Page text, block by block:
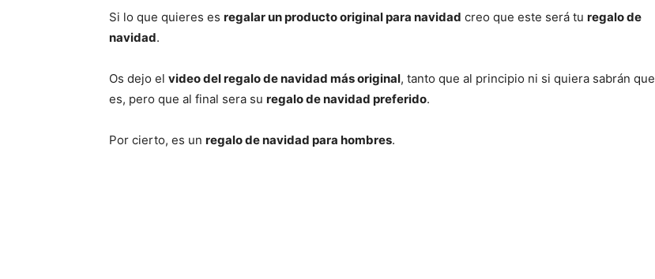
del
Si lo que quieres es regalar un producto original para navidad creo que este será tu regalo de
navidad.
Os dejo el video del regalo de navidad más original, tanto que al principio ni si quiera sabrán que
es, pero que al final sera su regalo de navidad preferido.
Por cierto, es un regalo de navidad para hombres.